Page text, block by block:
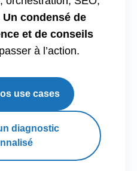
Un condensé de
et de conseils
à l’action.
use cases
diagnostic